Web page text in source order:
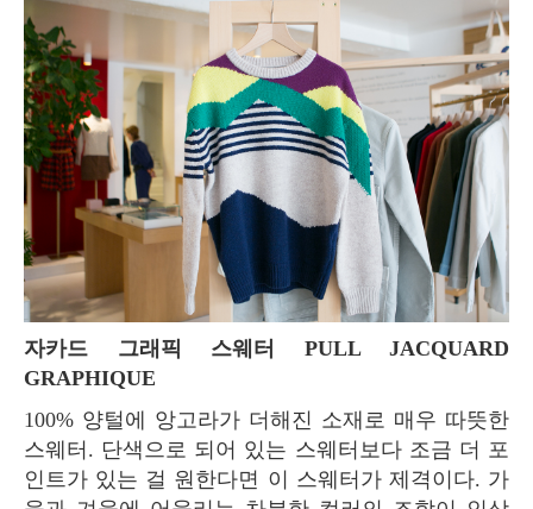
자카드 그래픽 스웨터 PULL JACQUARD
GRAPHIQUE
100% 양털에 앙고라가 더해진 소재로 매우 따뜻한
스웨터. 단색으로 되어 있는 스웨터보다 조금 더 포
인트가 있는 걸 원한다면 이 스웨터가 제격이다. 가